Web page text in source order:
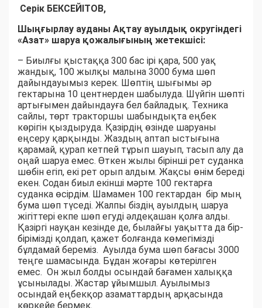
Серік БЕКСЕЙІТОВ,
Шыңғырлау ауданы Ақтау ауылдық округіндегі
«Азат» шаруа қожалығының жетекшісі:
– Биылғы қыстаққа 300 бас ірі қара, 500 уақ
жандық, 100 жылқы малына 3000 бума шөп
дайындауымыз керек. Шөптің шығымы әр
гектарына 10 центнерден шабылуда. Шүйгін шөпті
артығымен дайындауға бел байладық. Техника
сайлы, төрт тракторшы шабындықта еңбек
көрігін қыздыруда. Қазірдің өзінде шаруаны
еңсеру қарқынды. Жаздың аптап ыстығына
қарамай, қурап кетпей тұрып шауып, тасып алу да
оңай шаруа емес. Өткен жылы бірінші рет суданка
шөбін егіп, екі рет орып алдым. Жақсы өнім береді
екен. Содан биыл екінші мәрте 100 гектарға
суданка өсірдім. Шамамен 100 гектардан бір мың
бума шөп түседі. Жалпы біздің ауылдың шаруа
жігіттері екпе шөп егуді әлдеқашан қолға алды.
Қазіргі науқан кезінде де, былайғы уақытта да бір-
бірімізді қолдап, қажет болғанда көмегімізді
бұлдамай береміз. Ауылда бума шөп бағасы 3000
теңге шамасында. Бұдан жоғары көтерілген
емес. Он жыл болды осындай бағамен халыққа
ұсынылады. Жастар ұйымшыл. Ауылымыз
осындай еңбекқор азаматтардың арқасында
көркейе бермек.